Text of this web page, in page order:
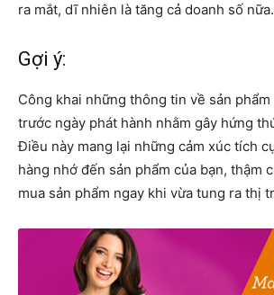
ra mắt, dĩ nhiên là tăng cả doanh số nữa.
Gợi ý:
Công khai những thông tin về sản phẩm
trước ngày phát hành nhằm gây hứng
Điều này mang lại những cảm xúc tích
hàng nhớ đến sản phẩm của bạn, thậm
mua sản phẩm ngay khi vừa tung ra thị